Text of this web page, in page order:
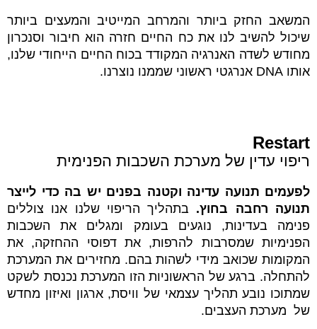
המשאב החזק ביותר והמרחב המייטיב והמעצים ביותר
שיכול להשיב לנו את כח החיים חזרה הוא חיבור וסנכרון
מחודש לשדה האנרגיה המקודד בכוח החיים הייחודי שלנו,
אותו DNA אנרגטי ראשוני שממנו נוצרנו.
Restart
ריפוי עדין של מערכת השכבות הפנימית
לפעמים תנועה עדינה וקטנה בפנים יש בה כדי לייצר
תנועה רחבה בחוץ. בתהליך הריפוי שלנו אנו צוללים
פנימה בעדינות, נוגעים בעומק ומגלים את השכבות
הפנימיות שמסרבות להרפות, את דפוסי ההחזקה, את
המקומות שכואב מידי לשהות בהם. מחזירים את המערכת
להתחלה. ברגע של הראשוניות הזו המערכת נכנסת לשקט
שמתוכו נובע תהליך עצמאי של וויסת, ארגון ואיזון מחדש
של מערכת העצבים.